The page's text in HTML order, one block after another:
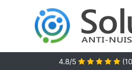
4.8/5 (